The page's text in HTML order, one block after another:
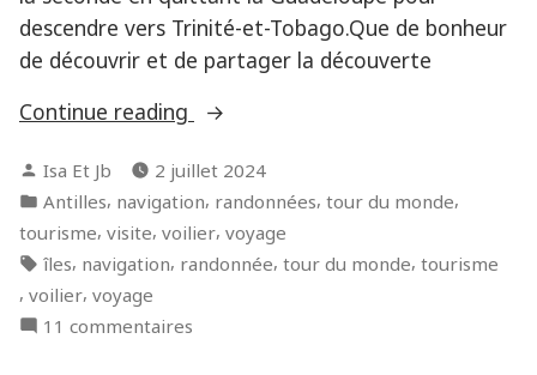
descendre vers Trinité-et-Tobago.Que de bonheur
de découvrir et de partager la découverte
Continue reading
« La
l’île
secrète
des
Caraïbes »
Posted
by
Isa Et Jb
2 juillet 2024
Posted
in
Antilles, navigation, randonnées, tour du monde,
tourisme, visite, voilier, voyage
Tags:
îles, navigation, randonnée, tour du monde, tourisme
, voilier, voyage
11 commentaires